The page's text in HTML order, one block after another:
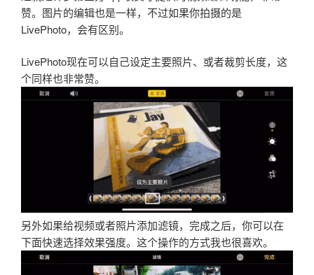
赞。图片的编辑也是一样，不过如果你拍摄的是
LivePhoto，会有区别。
LivePhoto现在可以自己设定主要照片、或者裁剪长度，这
个同样也非常赞。
另外如果给视频或者照片添加滤镜，完成之后，你可以在
下面快速选择效果强度。这个操作的方式我也很喜欢。